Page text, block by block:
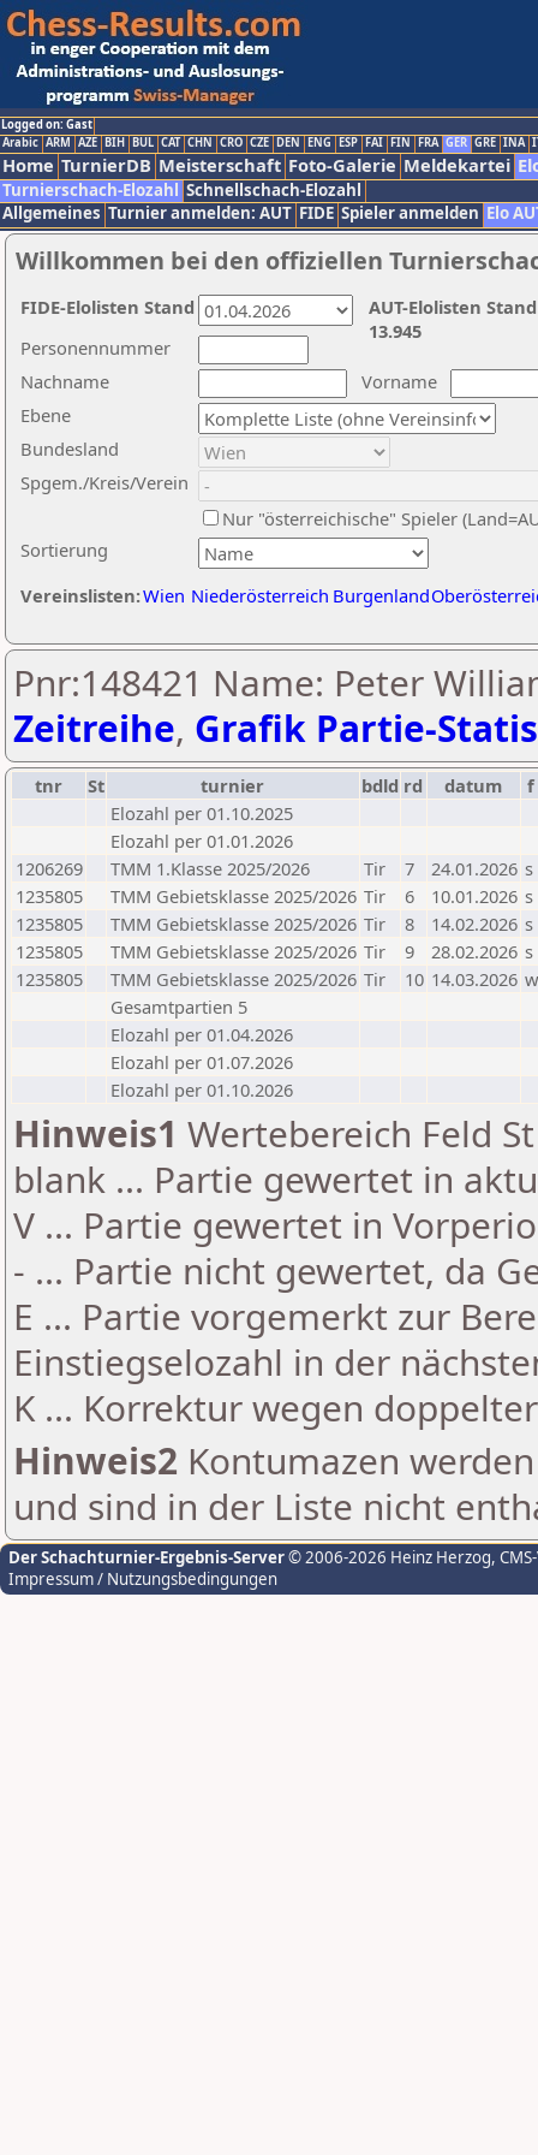
Logged on: Gast
Arabic ARM AZE BIH BUL CAT CHN CRO CZE DEN ENG ESP FAI FIN FRA GER GRE INA
Home TurnierDB Meisterschaft Foto-Galerie Meldekartei
Turnierschach-Elozahl Schnellschach-Elozahl
Allgemeines Turnier anmelden: AUT FIDE Spieler anmelden Elo
Willkommen bei den offiziellen
Nachname
Vorname
Ebene
Sortierung
Personennummer
Bundesland
Spgem./Kreis/Verein
Nur "österreichische" Spieler
Vereinslisten:Wien Niederösterreich Burgenland
AUT-Elolisten
13.945
FIDE-Elolisten Stand
Pnr:148421 Name: Peter
Zeitreihe, Grafik Partie-
tnr St turnier bdld rd datum
f
Elozahl per 01.10.2025
Elozahl per 01.01.2026
1206269
TMM 1.Klasse 2025/2026 Tir 7 24.01.2026 s
1235805
TMM Gebietsklasse 2025/2026 Tir 6 10.01.2026 s
1235805
TMM Gebietsklasse 2025/2026 Tir 8 14.02.2026 s
1235805
TMM Gebietsklasse 2025/2026 Tir 9 28.02.2026 s
1235805
TMM Gebietsklasse 2025/2026 Tir 10 14.03.2026 w
Gesamtpartien 5
Elozahl per 01.04.2026
Elozahl per 01.07.2026
Elozahl per 01.10.2026
Hinweis1 Wertebereich Feld
blank ... Partie gewertet in
V ... Partie gewertet in
- ... Partie nicht gewertet, da
E ... Partie vorgemerkt zur
Einstiegselozahl in der
K ... Korrektur wegen
Hinweis2 Kontumazen
und sind in der Liste nicht
Der Schachturnier-Ergebnis-Server© 2006-2026 Heinz Herzog,
Impressum / Nutzungsbedingungen